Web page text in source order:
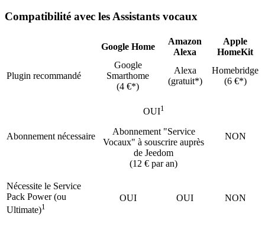
Compatibilité avec les Assistants vocaux
Google Home
Amazon
Alexa
Apple
HomeKit
Plugin recommandé
Google
Smarthome
(4 €*)
Alexa
(gratuit*)
Homebridge
(6 €*)
Abonnement nécessaire
OUI1
Abonnement "Service
Vocaux" à souscrire auprès
de Jeedom
(12 € par an)
NON
Nécessite le Service
Pack Power (ou
Ultimate)1
OUI OUI NON